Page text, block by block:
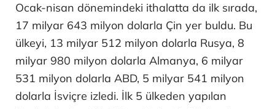
Ocak-nisan dönemindeki ithalatta da ilk sırada,
17 milyar 643 milyon dolarla Çin yer buldu. Bu
ülkeyi, 13 milyar 512 milyon dolarla Rusya, 8
milyar 980 milyon dolarla Almanya, 6 milyar
531 milyon dolarla ABD, 5 milyar 541 milyon
dolarla İsviçre izledi. İlk 5 ülkeden yapılan